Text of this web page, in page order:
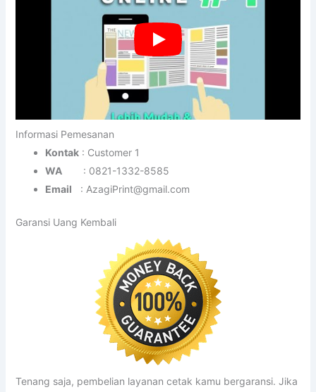
Informasi Pemesanan
Kontak: Customer 1
WA
: 0821-1332-8585
Email : AzagiPrint@gmail.com
Garansi Uang Kembali
Tenang saja, pembelian layanan cetak kamu bergaransi. Jika